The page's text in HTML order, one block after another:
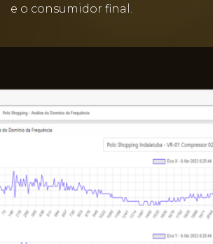
e o consumidor final.